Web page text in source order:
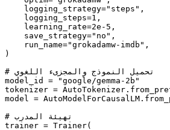
    logging_strategy=
"steps" ,
    logging_steps=
1 ,
    learning_rate=
2e-5 ,
    save_strategy=
"no" ,
    run_name=
"grokadamw-imdb" ,
)
# تحميل النموذج والمجزىء اللغوي
model_id =
"google/gemma-2b"
tokenizer =
model =
# تهيئة المدرب
trainer = Trainer(